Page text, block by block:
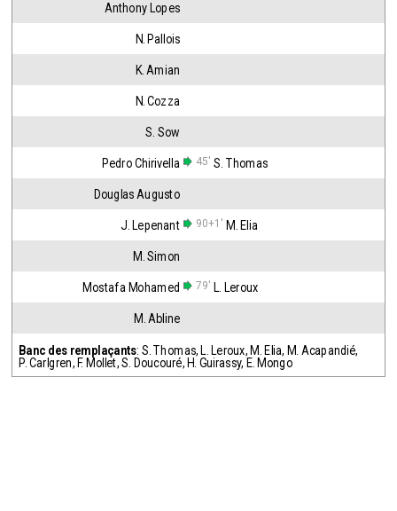
Anthony Lopes
N. Pallois
K. Amian
N. Cozza
S. Sow
Pedro Chirivella 45' S. Thomas
Douglas Augusto
J. Lepenant 90+1' M. Elia
M. Simon
Mostafa Mohamed 79' L. Leroux
M. Abline
Banc des remplaçants: S. Thomas, L. Leroux, M. Elia, M. Acapandié,
P. Carlgren, F. Mollet,S. Doucouré, H. Guirassy, E. Mongo